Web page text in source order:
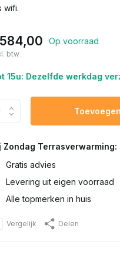
wifi.
Op voorraad
btw
15u: Dezelfde werkdag
Zondag Terrasverwarming:
Gratis advies
Levering uit eigen voorraad
Alle topmerken in huis
Vergelijk Delen